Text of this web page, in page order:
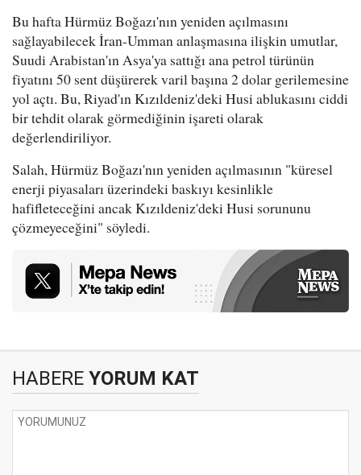
Bu hafta Hürmüz Boğazı'nın yeniden açılmasını
sağlayabilecek İran-Umman anlaşmasına ilişkin umutlar,
Suudi Arabistan'ın Asya'ya sattığı ana petrol türünün
fiyatını 50 sent düşürerek varil başına 2 dolar gerilemesine
yol açtı. Bu, Riyad'ın Kızıldeniz'deki Husi ablukasını ciddi
bir tehdit olarak görmediğinin işareti olarak
değerlendiriliyor.
Salah, Hürmüz Boğazı'nın yeniden açılmasının "küresel
enerji piyasaları üzerindeki baskıyı kesinlikle
hafifleteceğini ancak Kızıldeniz'deki Husi sorununu
çözmeyeceğini" söyledi.
HABERE YORUM KAT